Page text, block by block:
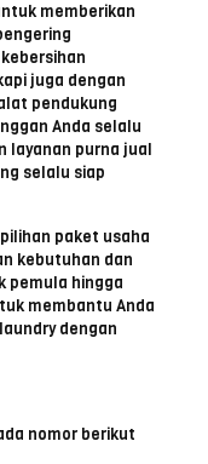
memberikan
juga dengan
pendukung
Anda selalu
layanan purna jual
selalu siap
paket usaha
kebutuhan dan
pemula hingga
membantu Anda
dengan
nomor berikut